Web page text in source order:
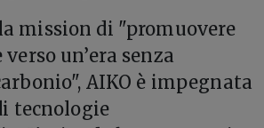
mission di "promuovere
un’era senza
AIKO è impegnata
tecnologie